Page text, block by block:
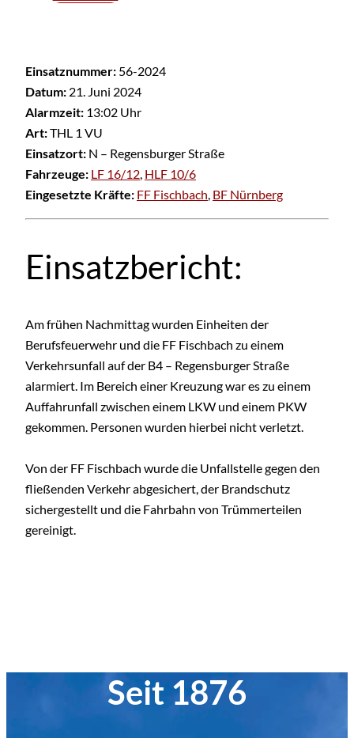
Einsatznummer: 56-2024
Datum: 21. Juni 2024
Alarmzeit: 13:02 Uhr
Art:THL 1 VU
Einsatzort: N – Regensburger Straße
Fahrzeuge: LF 16/12, HLF 10/6
Eingesetzte Kräfte: FF Fischbach, BF Nürnberg
Einsatzbericht:
Am frühen Nachmittag wurden Einheiten der
Berufsfeuerwehr und die FF Fischbach zu einem
Verkehrsunfall auf der B4 – Regensburger Straße
alarmiert. Im Bereich einer Kreuzung war es zu einem
Auffahrunfall zwischen einem LKW und einem PKW
gekommen. Personen wurden hierbei nicht verletzt.
Von der FF Fischbach wurde die Unfallstelle gegen den
fließenden Verkehr abgesichert, der Brandschutz
sichergestellt und die Fahrbahn von Trümmerteilen
gereinigt.
Seit 1876